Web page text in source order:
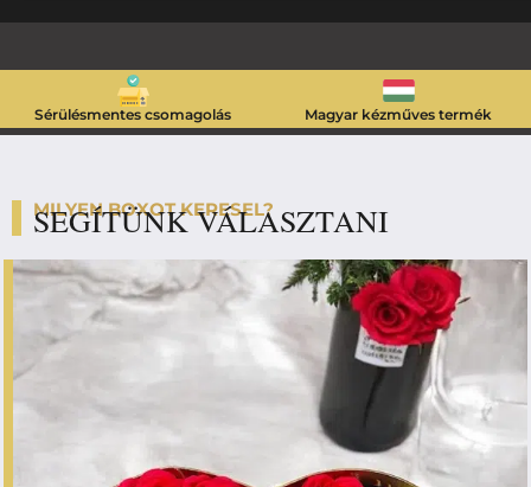
Sérülésmentes csomagolás Magyar kézműves termék
MILYEN BOXOT KERESEL?
SEGÍTÜNK VÁLASZTANI